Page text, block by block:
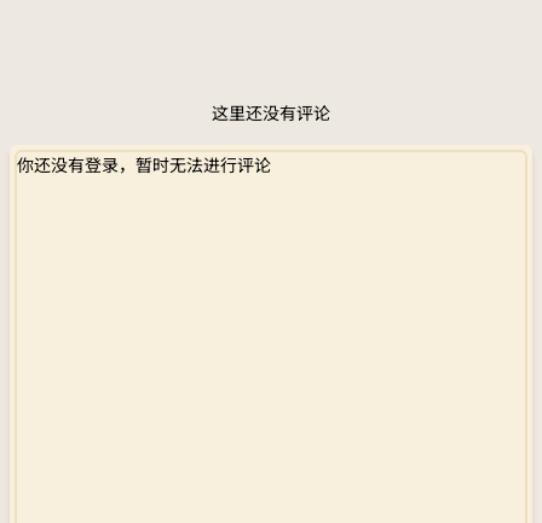
这里还没有评论
你还没有登录，暂时无法进行评论